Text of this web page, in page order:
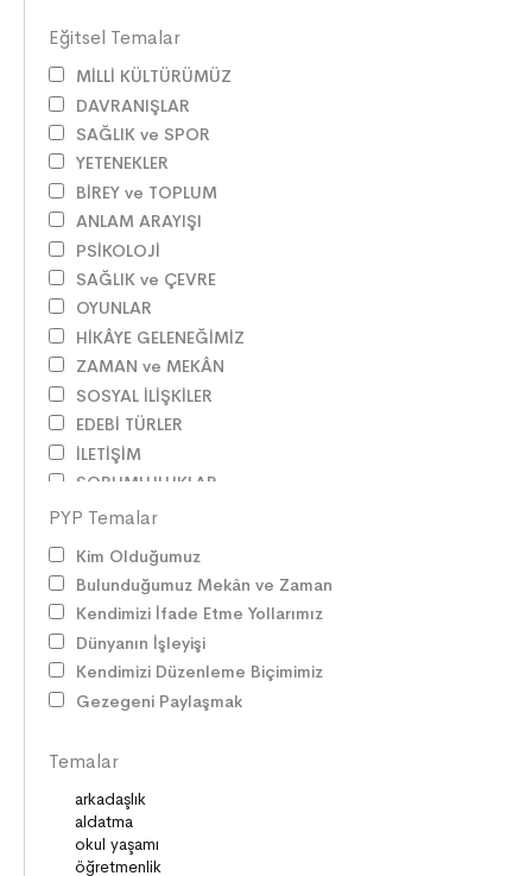
Eğitsel Temalar
MİLLİ KÜLTÜRÜMÜZ
DAVRANIŞLAR
SAĞLIK ve SPOR
YETENEKLER
BİREY ve TOPLUM
ANLAM ARAYIŞI
PSİKOLOJİ
SAĞLIK ve ÇEVRE
OYUNLAR
HİKÂYE GELENEĞİMİZ
ZAMAN ve MEKÂN
SOSYAL İLİŞKİLER
EDEBİ TÜRLER
İLETİŞİM
SORUMLULUKLAR
SÖZ VARLIĞI
ATATÜRK
LİDERLER
HAKLAR
BİLİM ve TEKNOLOJİ
DİLİMİZİN ZENGİNLİĞİ
KİŞİSEL GELİŞİM
SAĞLIK
MİLLİ MÜCADELE
PYP Temalar
Kim Olduğumuz
Bulunduğumuz Mekân ve Zaman
Kendimizi İfade Etme Yollarımız
Dünyanın İşleyişi
Kendimizi Düzenleme Biçimimiz
Gezegeni Paylaşmak
Temalar